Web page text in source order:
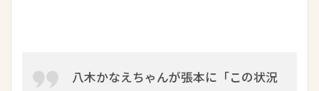
八木かなえちゃんが張本に「この状況